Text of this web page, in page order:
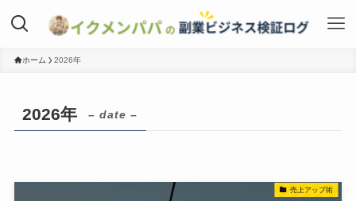
ホーム 2026年
2026年 – date –
売上アップ術